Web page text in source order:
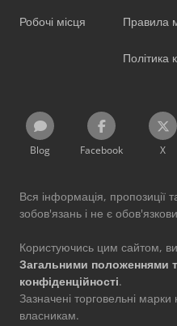
Робочі місця Правила
Політика
Blog Facebook X
Вся інформація, пропозиції
зобов'язань і не є
Користуючись цим сайтом,
Загальними положеннями
конфіденційності.
Зазначені торговельні
власникам.